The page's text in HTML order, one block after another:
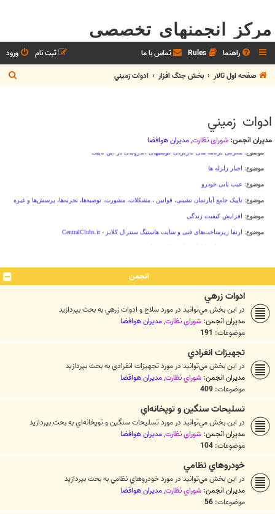
مرکز انجمنهای تخصصی
راهنما Rules تماس با ما ورود
ثبت نام
صفحه اول تالار
بخش جنگ افزار ادوات زميني
ج
س
ادوات زميني
مدیران انجمن: شوراي نظارت,مديران هوافضا
انجمن
ادوات زرهي
در اين بخش مي‌توانيد در مورد سلاح و ادوات زرهي به بحث بپردازيد
مدیران انجمن: شوراي نظارت,مديران هوافضا
موضوعات: 191
تجهيزات انفرادي
در اين بخش مي‌توانيد در مورد تجهيزات انفرادي به بحث بپردازيد
مدیران انجمن: شوراي نظارت,مديران هوافضا
موضوعات: 409
تسليحات سنگين و توپخانه‌اي
در اين بخش مي‌توانيد در مورد تسليحات سنگين و توپخانه‌اي به بحث بپردازيد
مدیران انجمن: شوراي نظارت,مديران هوافضا
موضوعات: 104
خودروهاي نظامي
در اين بخش مي‌توانيد در مورد خودروهاي نظامي به بحث بپردازيد
مدیران انجمن: شوراي نظارت,مديران هوافضا
موضوعات: 56